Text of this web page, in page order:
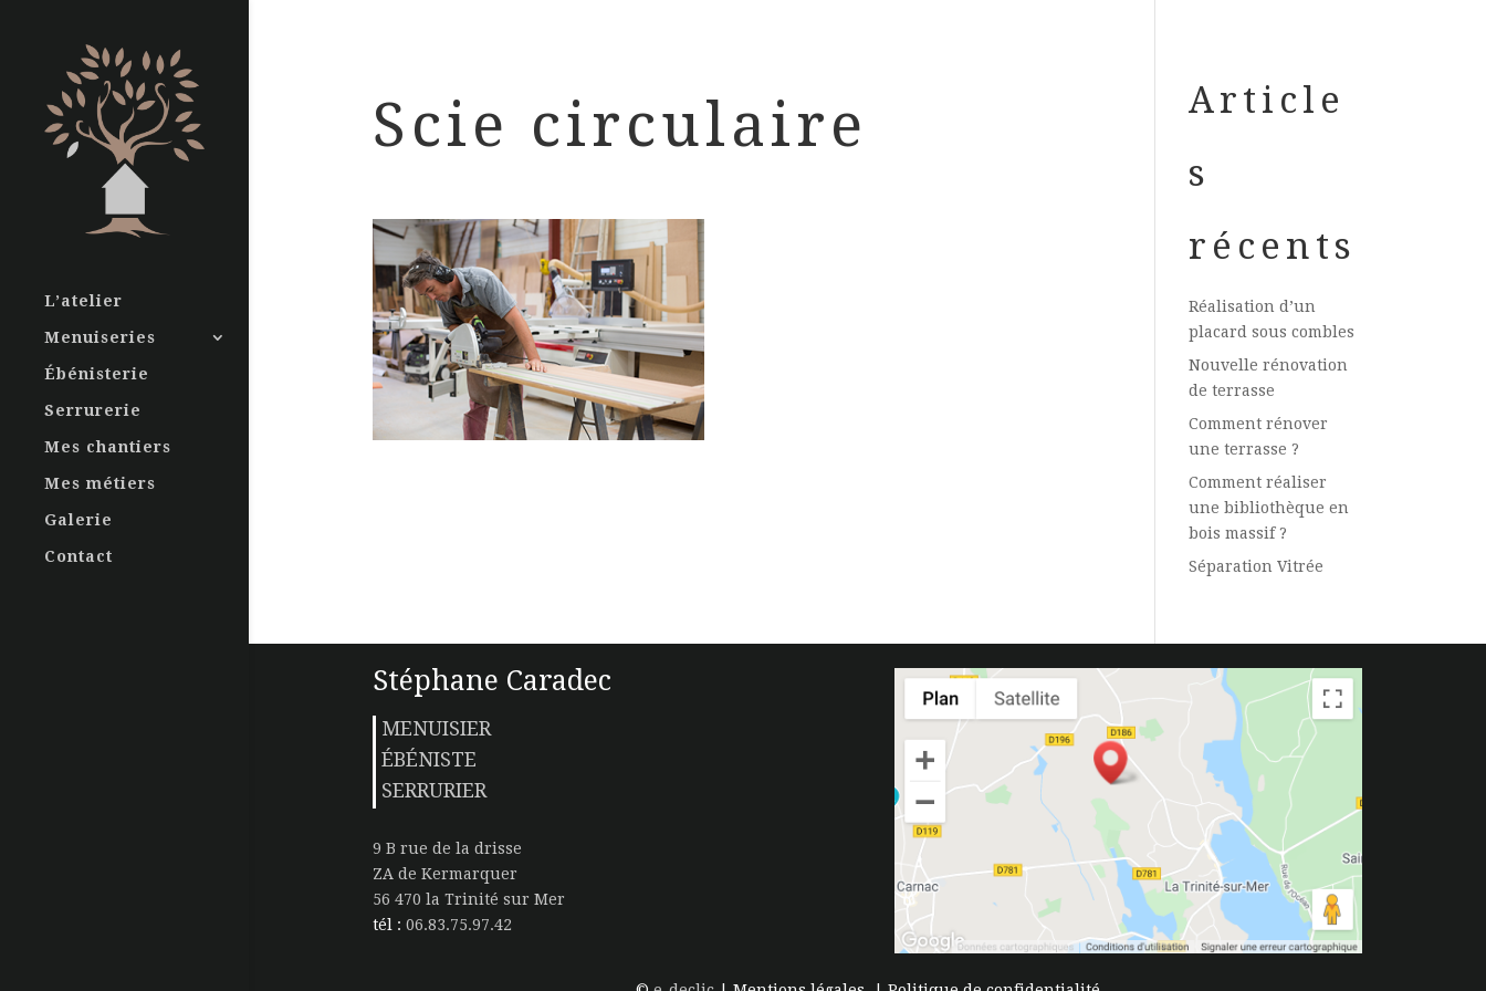
L’atelier
Menuiseries
Ébénisterie
Serrurerie
Mes chantiers
Mes métiers
Galerie
Contact
Scie circulaire
Article
s
récents
Réalisation d’un
placard sous combles
Nouvelle rénovation
de terrasse
Comment rénover
une terrasse ?
Comment réaliser
une bibliothèque en
bois massif ?
Séparation Vitrée
Stéphane Caradec
MENUISIER
ÉBÉNISTE
SERRURIER
9 B rue de la drisse
ZA de Kermarquer
56 470 la Trinité sur Mer
tél : 06.83.75.97.42